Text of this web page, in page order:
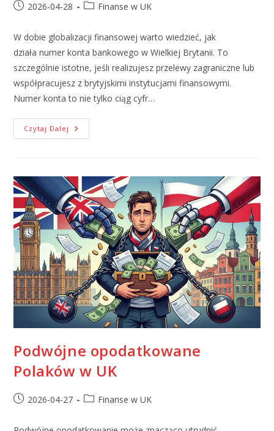
2026-04-28 Finanse w UK
W dobie globalizacji finansowej warto wiedzieć, jak
działa numer konta bankowego w Wielkiej Brytanii. To
szczególnie istotne, jeśli realizujesz przelewy zagraniczne lub
współpracujesz z brytyjskimi instytucjami finansowymi.
Numer konta to nie tylko ciąg cyfr…
Czytaj Dalej
Podwójne opodatkowane
Polaków w UK
2026-04-27 Finanse w UK